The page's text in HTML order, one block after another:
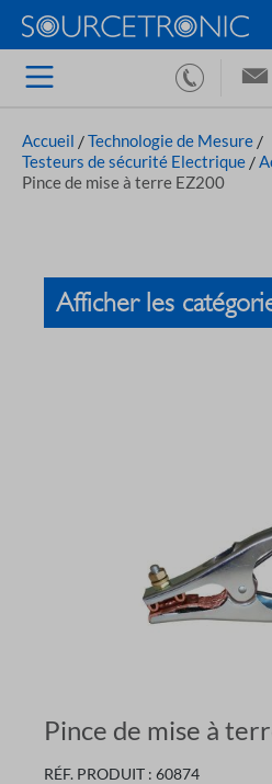
Accueil /Technologie de Mesure /
Testeurs de sécurité Electrique /
Pince de mise à terre EZ200
Afficher les
Pince de mise à
RÉF. PRODUIT : 60874